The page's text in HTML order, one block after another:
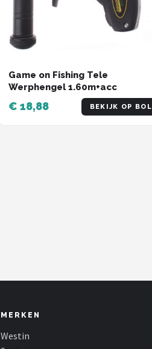
Game on Fishing Tele
Werphengel 1.60m+acc
€ 18,88 BEKIJK OP BOL
MERKEN
Westin